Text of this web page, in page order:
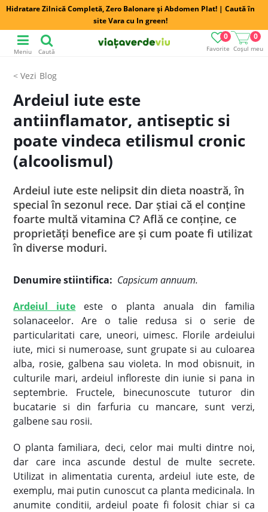
Hidratare Zilnică Completă, Zero Balonare și Abdomen Plat! | Caută în
site Vara cu In green!
Favorite
0
Coșul meu
0
Meniu Caută
Blog
Ardeiul iute este
antiinflamator, antiseptic si
poate vindeca etilismul cronic
(alcoolismul)
Ardeiul iute este nelipsit din dieta noastră, în
special în sezonul rece. Dar ştiai că el conţine
foarte multă vitamina C? Află ce conţine, ce
proprietăţi benefice are şi cum poate fi utilizat
în diverse moduri.
Denumire stiintifica: Capsicum annuum.
Ardeiul iute este o planta anuala din familia
solanaceelor. Are o talie redusa si o serie de
particularitati care, uneori, uimesc. Florile ardeiului
iute, mici si numeroase, sunt grupate si au culoarea
alba, rosie, galbena sau violeta. In mod obisnuit, in
culturile mari, ardeiul infloreste din iunie si pana in
septembrie. Fructele, binecunoscute tuturor din
bucatarie si din farfuria cu mancare, sunt verzi,
galbene sau rosii.
O planta familiara, deci, celor mai multi dintre noi,
dar care inca ascunde destul de multe secrete.
Utilizat in alimentatia curenta, ardeiul iute este, de
exemplu, mai putin cunoscut ca planta medicinala. In
anumite conditii, ardeiul poate fi folosit chiar si ca